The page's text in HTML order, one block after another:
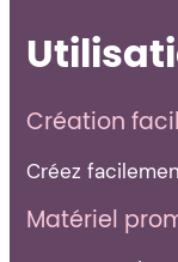
Création
Créez
Matériel